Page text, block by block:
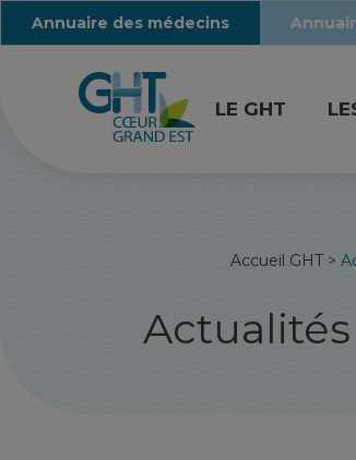
Annuaire des médecins
LE GHT
Accueil GHT>
Actualités